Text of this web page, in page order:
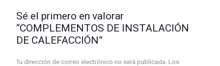
Sé el primero en valorar
“COMPLEMENTOS DE INSTALACIÓN
DE CALEFACCIÓN”
Tu dirección de correo electrónico no será publicada. Los